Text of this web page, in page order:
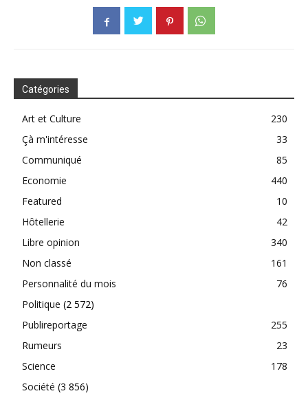
Catégories
Art et Culture
230
Çà m'intéresse
33
Communiqué
85
Economie
440
Featured
10
Hôtellerie
42
Libre opinion
340
Non classé
161
Personnalité du mois
76
Politique (2 572)
Publireportage
255
Rumeurs
23
Science
178
Société (3 856)